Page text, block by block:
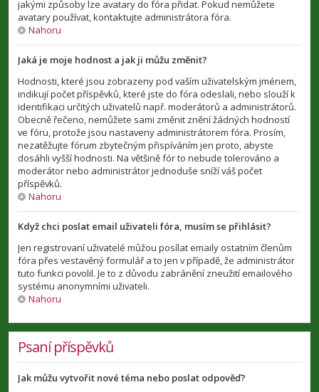
jakými způsoby lze avatary do fóra přidat. Pokud nemůžete
avatary používat, kontaktujte administrátora fóra.
Nahoru
Jaká je moje hodnost a jak ji můžu změnit?
Hodnosti, které jsou zobrazeny pod vaším uživatelským jménem,
indikují počet příspěvků, které jste do fóra odeslali, nebo slouží k
identifikaci určitých uživatelů např. moderátorů a administrátorů.
Obecně řečeno, nemůžete sami změnit znění žádných hodností
ve fóru, protože jsou nastaveny administrátorem fóra. Prosím,
nezatěžujte fórum zbytečným přispíváním jen proto, abyste
dosáhli vyšší hodnosti. Na většině fór to nebude tolerováno a
moderátor nebo administrátor jednoduše sníží váš počet
příspěvků.
Nahoru
Když chci poslat email uživateli fóra, musím se přihlásit?
Jen registrovaní uživatelé můžou posílat emaily ostatním členům
fóra přes vestavěný formulář a to jen v případě, že administrátor
tuto funkci povolil. Je to z důvodu zabránění zneužití emailového
systému anonymními uživateli.
Nahoru
Psaní příspěvků
Jak můžu vytvořit nové téma nebo poslat odpověď?